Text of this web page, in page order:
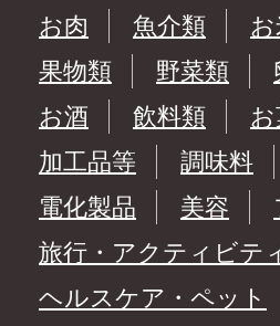
お肉
魚介類
果物類
野菜類
お酒
飲料類
加工品等
調味料
電化製品
美容
旅行・アクティビテ
ヘルスケア・ペット